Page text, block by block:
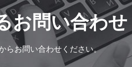
お問い合わせ
らお問い合わせください。